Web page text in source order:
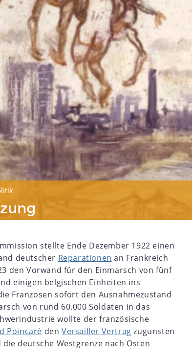
stellte Ende Dezember 1922 einen
deutscher Reparationen an Frankreich
den Vorwand für den Einmarsch von fünf
einigen belgischen Einheiten ins
Franzosen sofort den Ausnahmezustand
von rund 60.000 Soldaten in das
wollte der französische
Poincaré den Versailler Vertrag zugunsten
deutsche Westgrenze nach Osten
1911 1912 1913 1914 1915